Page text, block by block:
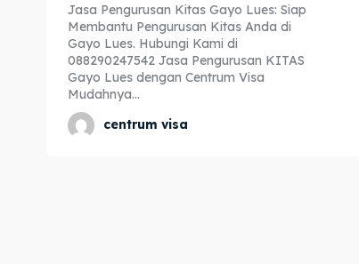
Jasa Pengurusan Kitas Gayo Lues: Siap
Membantu Pengurusan Kitas Anda di
Gayo Lues. Hubungi Kami di
088290247542 Jasa Pengurusan KITAS
Gayo Lues dengan Centrum Visa
Mudahnya...
centrum visa